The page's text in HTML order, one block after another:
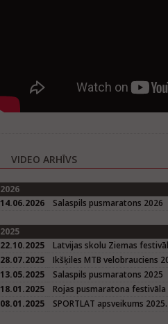
VIDEO ARHĪVS
2026
14.06.2026
Salaspils pusmaratons 2026
2025
22.10.2025
Latvijas skolu Ziemas
28.07.2025
Ikšķiles MTB velobrauciens
13.05.2025
Salaspils pusmaratons 2025
18.01.2025
Rojas pusmaratona festivāla
08.01.2025
SPORTLAT apsveikums